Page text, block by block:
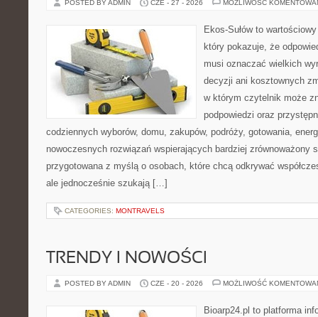
POSTED BY ADMIN CZE - 27 - 2026 MOŻLIWOŚĆ
Ekos-Sułów to
który pokazuje, że
musi oznaczać wielkich
decyzji ani kosztownych
w którym czytelnik może
podpowiedzi oraz
codziennych wyborów, domu, zakupów, podróży, gotowania,
nowoczesnych rozwiązań wspierających bardziej zrównoważony
przygotowana z myślą o osobach, które chcą odkrywać
ale jednocześnie szukają […]
CATEGORIES: MONTRAVELS
TRENDY I NOWOŚCI
POSTED BY ADMIN CZE - 20 - 2026 MOŻLIWOŚĆ
Bioarp24.pl to platforma